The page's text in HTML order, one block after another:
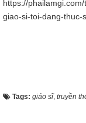
https://
giao-si-toi-dang-thuc-
Tags: giáo sĩ, truyền